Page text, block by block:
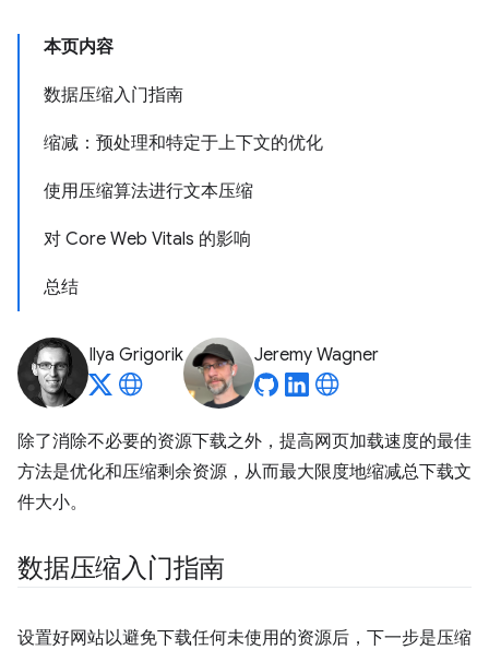
本页内容
数据压缩入门指南
缩减：预处理和特定于上下文的优化
使用压缩算法进行文本压缩
对 Core Web Vitals 的影响
总结
Ilya Grigorik Jeremy Wagner
除了消除不必要的资源下载之外，提高网页加载速度的最佳
方法是优化和压缩剩余资源，从而最大限度地缩减总下载文
件大小。
数据压缩入门指南
设置好网站以避免下载任何未使用的资源后，下一步是压缩